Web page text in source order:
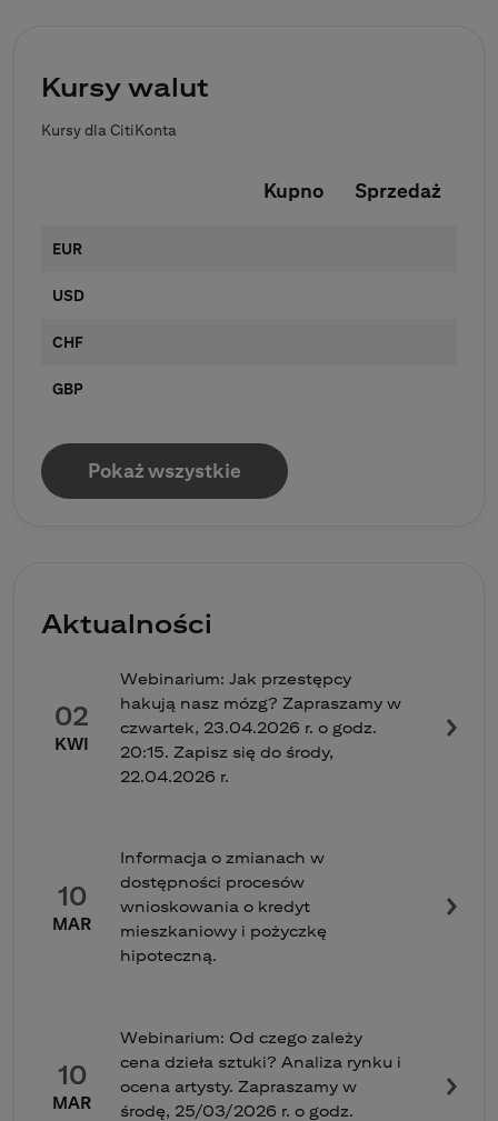
Kursy walut
Kursy dla CitiKonta
Kupno Sprzedaż
EUR
USD
CHF
GBP
Pokaż wszystkie
Aktualności
02
KWI
Webinarium: Jak przestępcy
hakują nasz mózg? Zapraszamy w
czwartek, 23.04.2026 r. o godz.
20:15. Zapisz się do środy,
22.04.2026 r.
10
MAR
Informacja o zmianach w
dostępności procesów
wnioskowania o kredyt
mieszkaniowy i pożyczkę
hipoteczną.
10
MAR
Webinarium: Od czego zależy
cena dzieła sztuki? Analiza rynku i
ocena artysty. Zapraszamy w
środę, 25/03/2026 r. o godz.